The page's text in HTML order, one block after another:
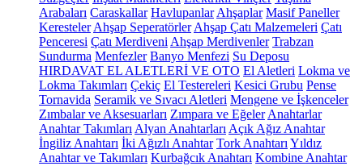
Arabaları Caraskallar Havlupanlar Ahşaplar Masif Paneller
Keresteler Ahşap Seperatörler Ahşap Çatı Malzemeleri Çatı
Penceresi Çatı Merdiveni Ahşap Merdivenler Trabzan
Sundurma Menfezler Banyo Menfezi Su Deposu
HIRDAVAT EL ALETLERİ VE OTO El Aletleri Lokma ve
Lokma Takımları Çekiç El Testereleri Kesici Grubu Pense
Tornavida Seramik ve Sıvacı Aletleri Mengene ve İşkenceler
Zımbalar ve Aksesuarları Zımpara ve Eğeler Anahtarlar
Anahtar Takımları Alyan Anahtarları Açık Ağız Anahtar
İngiliz Anahtarı İki Ağızlı Anahtar Tork Anahtarı Yıldız
Anahtar ve Takımları Kurbağcık Anahtarı Kombine Anahtar